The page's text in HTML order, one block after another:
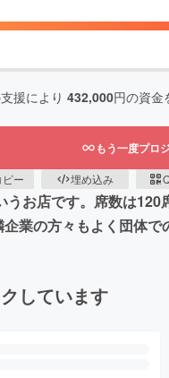
援により 432,000円の資金
もう一度プロ
ー 埋め込み
お店です。席数は
業の方々もよく団体で
しています